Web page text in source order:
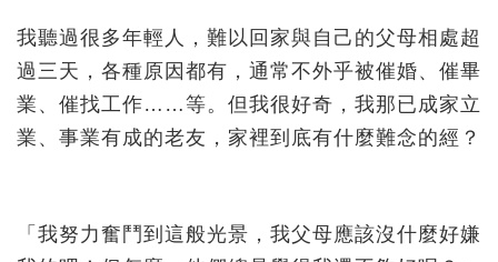
我聽過很多年輕人，難以回家與自己的父母相處超
過三天，各種原因都有，通常不外乎被催婚、催畢
業、催找工作……等。但我很好奇，我那已成家立
業、事業有成的老友，家裡到底有什麼難念的經？
「我努力奮鬥到這般光景，我父母應該沒什麼好嫌